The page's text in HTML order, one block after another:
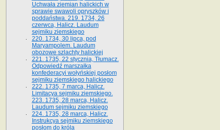
Uchwała ziemian halickich w
sprawie swawoli opryszków i
poddaństwa. 219. 1734, 26
czerwca, Halicz. Laudum
sejmiku ziemskiego
220. 1734, 30 lipca, pod
Maryampolem. Laudum
obozowe szlachty halickiej
221. 1735, 22 stycznia, Tłumacz.
Odpowiedź marszałka
konfederacyi wołyńskiej posłom
sejmiku ziemskiego halickiego
222. 1735, 7 marca, Halicz.
Limitacya sejmiku ziemskiego.
223. 1735, 28 marca, Halicz.
Laudum sejmiku ziemskiego
224. 1735, 28 marca, Halicz.
Instrukcya sejmiku ziemskiego
posłom do króla